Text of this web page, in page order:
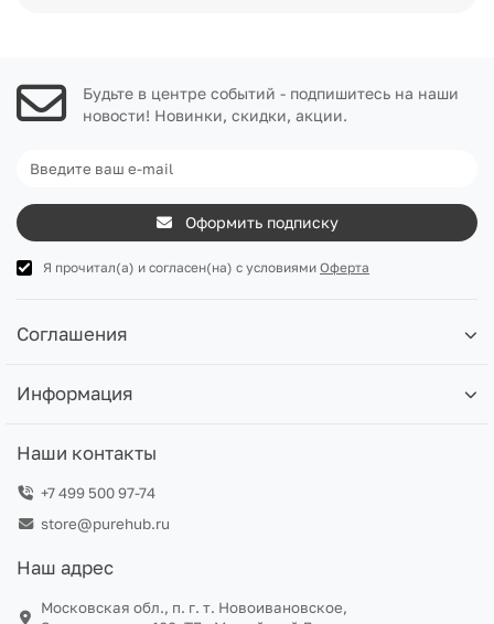
Будьте в центре событий - подпишитесь на наши
новости! Новинки, скидки, акции.
Оформить подписку
Я прочитал(а) и согласен(на) с условиями Оферта
Соглашения
Информация
Наши контакты
+7 499 500 97-74
store@purehub.ru
Наш адрес
Московская обл., п. г. т. Новоивановское,